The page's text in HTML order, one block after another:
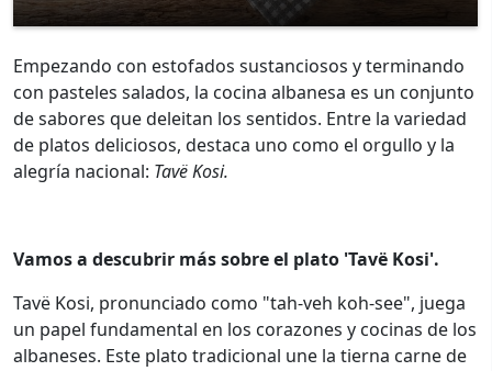
Empezando con estofados sustanciosos y terminando
con pasteles salados, la cocina albanesa es un conjunto
de sabores que deleitan los sentidos. Entre la variedad
de platos deliciosos, destaca uno como el orgullo y la
alegría nacional: Tavë Kosi.
Vamos a descubrir más sobre el plato 'Tavë Kosi'.
Tavë Kosi, pronunciado como "tah-veh koh-see", juega
un papel fundamental en los corazones y cocinas de los
albaneses. Este plato tradicional une la tierna carne de